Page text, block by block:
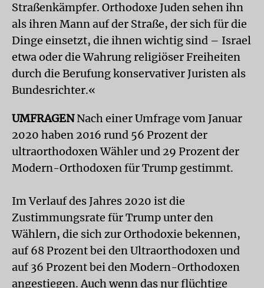
Straßenkämpfer. Orthodoxe Juden sehen ihn
als ihren Mann auf der Straße, der sich für die
Dinge einsetzt, die ihnen wichtig sind – Israel
etwa oder die Wahrung religiöser Freiheiten
durch die Berufung konservativer Juristen als
Bundesrichter.«
UMFRAGENNach einer Umfrage vom Januar
2020 haben 2016 rund 56 Prozent der
ultraorthodoxen Wähler und 29 Prozent der
Modern-Orthodoxen für Trump gestimmt.
Im Verlauf des Jahres 2020 ist die
Zustimmungsrate für Trump unter den
Wählern, die sich zur Orthodoxie bekennen,
auf 68 Prozent bei den Ultraorthodoxen und
auf 36 Prozent bei den Modern-Orthodoxen
angestiegen. Auch wenn das nur flüchtige